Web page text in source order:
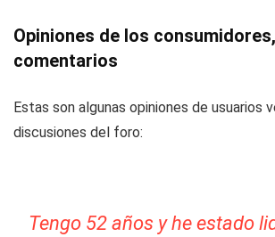
Opiniones de los
comentarios
Estas son algunas opiniones de usuarios
discusiones del foro:
Tengo 52 años y he estado